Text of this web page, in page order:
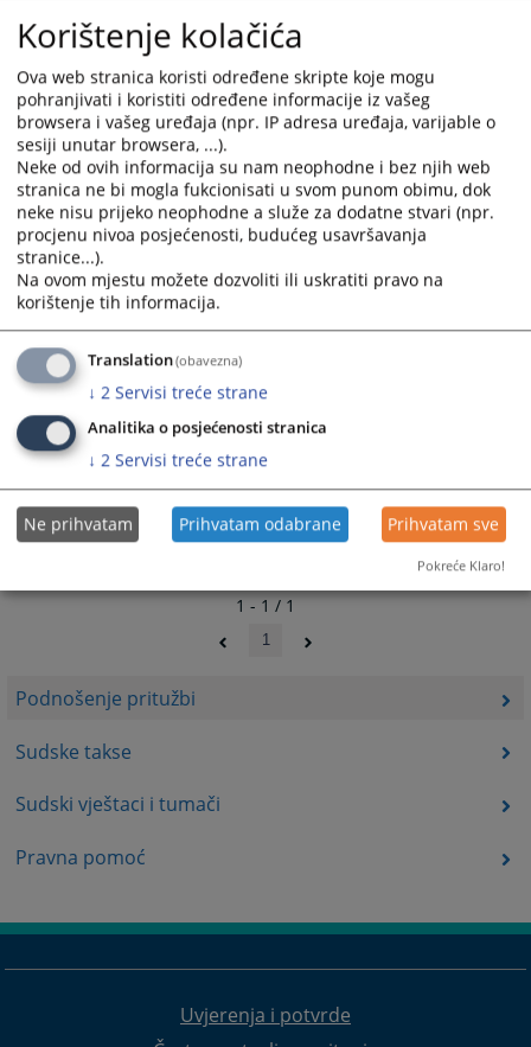
Podnošenje pritužbi
Sudske takse
Sudski vještaci i tumači
Pravna pomoć
uposlenika suda, stranke mogu dostaviti sudu putem
info@oss.ba
ili lično ostaviti u sandučić koji se nalazi u šalter-
sali suda (prizemlje) i na II spratu ispred kancelarije broj 235.
14814
1 - 1 / 1
1
Uvjerenja i potvrde
Korištenje kolačića
Ova web stranica koristi određene skripte koje mogu
pohranjivati i koristiti određene informacije iz vašeg
browsera i vašeg uređaja (npr. IP adresa uređaja, varijable o
sesiji unutar browsera, ...).
Neke od ovih informacija su nam neophodne i bez njih web
stranica ne bi mogla fukcionisati u svom punom obimu, dok
neke nisu prijeko neophodne a služe za dodatne stvari (npr.
procjenu nivoa posjećenosti, budućeg usavršavanja
stranice...).
Na ovom mjestu možete dozvoliti ili uskratiti pravo na
korištenje tih informacija.
Translation(obavezna)
↓ 2 Servisi treće strane
Analitika o posjećenosti stranica
↓ 2 Servisi treće strane
Ne prihvatam Prihvatam odabrane Prihvatam sve
Pokreće Klaro!